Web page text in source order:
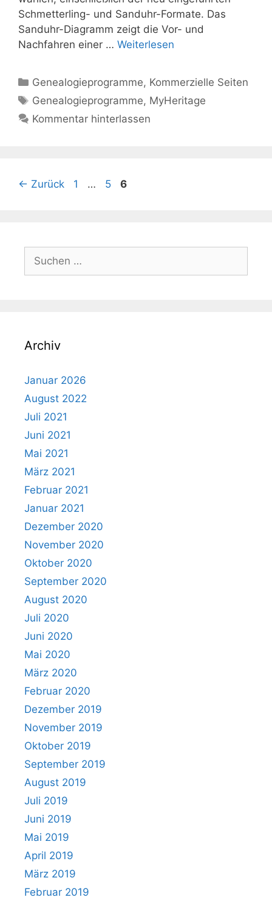
Schmetterling- und Sanduhr-Formate. Das
Sanduhr-Diagramm zeigt die Vor- und
Nachfahren einer … Weiterlesen
Kategorien
Genealogieprogramme, Kommerzielle Seiten
Schlagwörter
Genealogieprogramme, MyHeritage
Kommentar hinterlassen
← Zurück Seite
1 … Seite
5 Seite
6
nach:
Archiv
Januar 2026
August 2022
Juli 2021
Juni 2021
Mai 2021
März 2021
Februar 2021
Januar 2021
Dezember 2020
November 2020
Oktober 2020
September 2020
August 2020
Juli 2020
Juni 2020
Mai 2020
März 2020
Februar 2020
Dezember 2019
November 2019
Oktober 2019
September 2019
August 2019
Juli 2019
Juni 2019
Mai 2019
April 2019
März 2019
Februar 2019